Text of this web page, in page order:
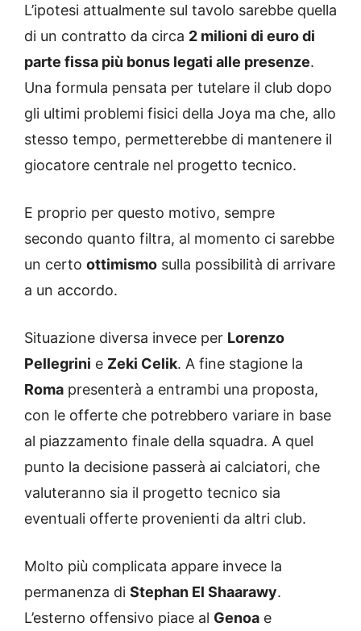
L’ipotesi attualmente sul tavolo sarebbe quella
di un contratto da circa 2 milioni di euro di
parte fissa più bonus legati alle presenze.
Una formula pensata per tutelare il club dopo
gli ultimi problemi fisici della Joya ma che, allo
stesso tempo, permetterebbe di mantenere il
giocatore centrale nel progetto tecnico.
E proprio per questo motivo, sempre
secondo quanto filtra, al momento ci sarebbe
un certo ottimismo sulla possibilità di arrivare
a un accordo.
Situazione diversa invece per Lorenzo
Pellegrini e Zeki Celik. A fine stagione la
Roma presenterà a entrambi una proposta,
con le offerte che potrebbero variare in base
al piazzamento finale della squadra. A quel
punto la decisione passerà ai calciatori, che
valuteranno sia il progetto tecnico sia
eventuali offerte provenienti da altri club.
Molto più complicata appare invece la
permanenza di Stephan El Shaarawy.
L’esterno offensivo piace al Genoa e